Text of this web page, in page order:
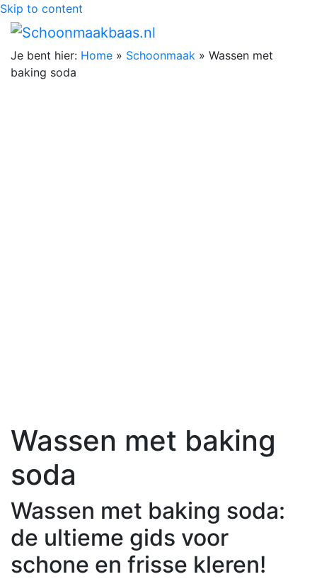
Skip to content
Je bent hier: Home » Schoonmaak » Wassen met
baking soda
Wassen met baking
soda
Wassen met baking soda:
de ultieme gids voor
schone en frisse kleren!